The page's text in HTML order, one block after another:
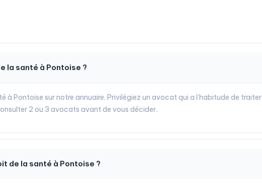
la santé à Pontoise ?
à Pontoise sur notre annuaire. Privilégiez un avocat qui a l'habitude de traiter
2 ou 3 avocats avant de vous décider.
de la santé à Pontoise ?